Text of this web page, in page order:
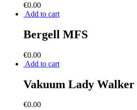
€0.00
Add to cart
Bergell MFS
€0.00
Add to cart
Vakuum Lady Walker
€0.00